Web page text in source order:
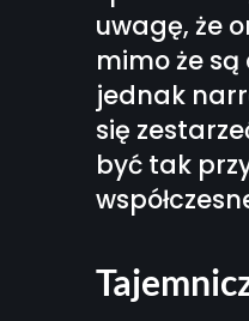
uwagę, że
mimo że
jednak
się
być tak